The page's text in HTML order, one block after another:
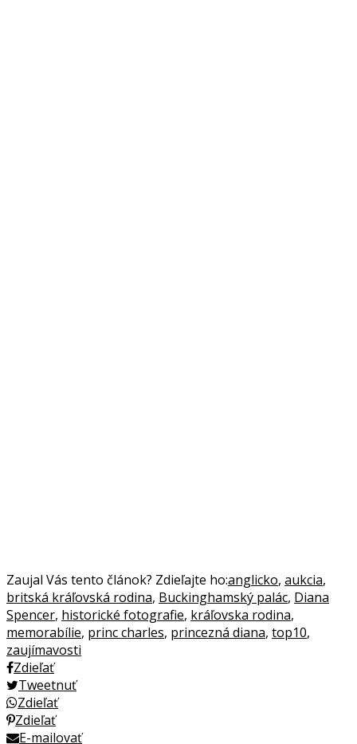
Zaujal Vás tento článok? Zdieľajte ho:anglicko, aukcia,
britská kráľovská rodina, Buckinghamský palác, Diana
Spencer, historické fotografie, kráľovska rodina,
memorabílie, princ charles, princezná diana, top10,
zaujímavosti
Zdieľať
Tweetnuť
Zdieľať
Zdieľať
E-mailovať